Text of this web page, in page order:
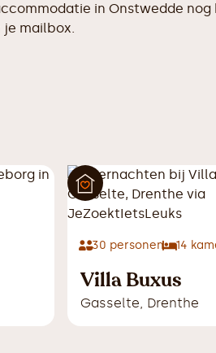
in Onstwedde
mailbox.
30 personen 14
Villa Buxus
Gasselte, Drenthe